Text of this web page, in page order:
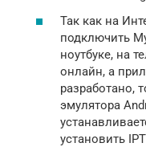
Так как на
подключить
ноутбуке, на
онлайн, а
разработано,
эмулятора
установить